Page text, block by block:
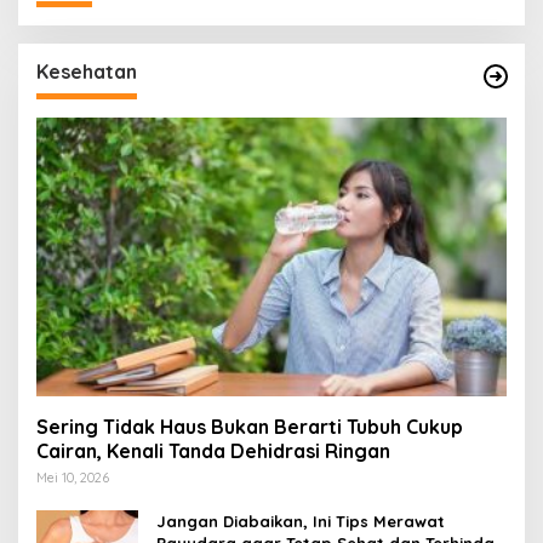
Kesehatan
Sering Tidak Haus Bukan Berarti Tubuh Cukup
Cairan, Kenali Tanda Dehidrasi Ringan
Mei 10, 2026
Jangan Diabaikan, Ini Tips Merawat